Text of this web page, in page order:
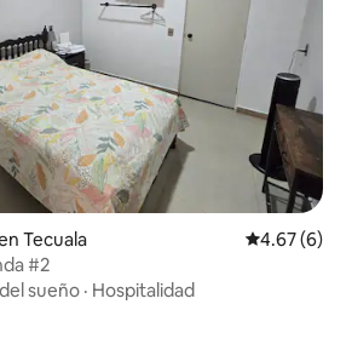
Tecuala Calificación
4.67 (6)
#2
sueño · Hospitalidad